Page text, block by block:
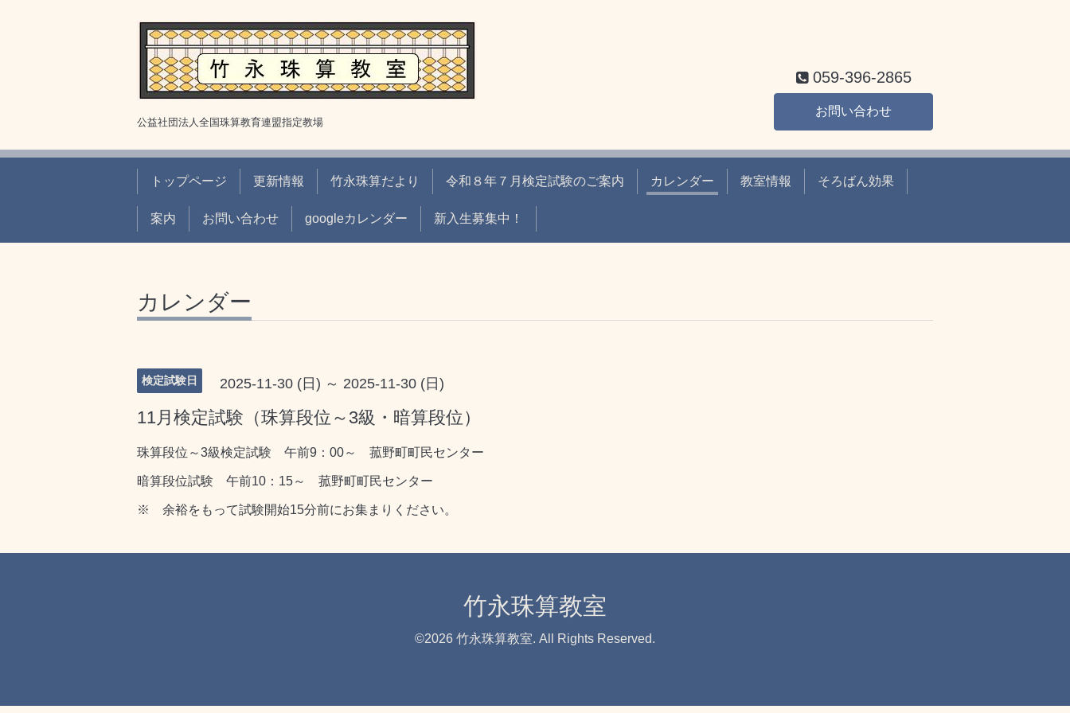
公益社団法人全国珠算教育連盟指定教場
059-396-2865
お問い合わせ
トップページ 更新情報 竹永珠算だより 令和８年７月検定試験のご案内 カレンダー 教室情報 そろばん効果
案内 お問い合わせ googleカレンダー 新入生募集中！
カレンダー
検定試験日 2025-11-30 (日) ～ 2025-11-30 (日)
11月検定試験（珠算段位～3級・暗算段位）
珠算段位～3級検定試験 午前9：00～ 菰野町町民センター
暗算段位試験 午前10：15～ 菰野町町民センター
※ 余裕をもって試験開始15分前にお集まりください。
竹永珠算教室
©2026 竹永珠算教室. All Rights Reserved.